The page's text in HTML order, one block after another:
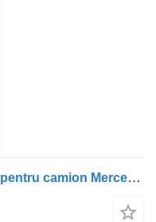
Compresor clima A4722300111 pentru camion Mercedes-Benz ACTROS MP4 1845 L